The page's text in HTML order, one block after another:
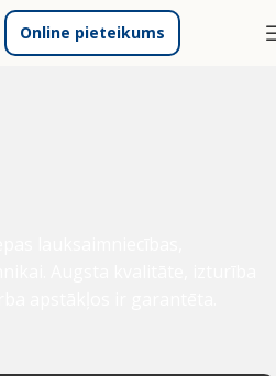
Online pieteikums